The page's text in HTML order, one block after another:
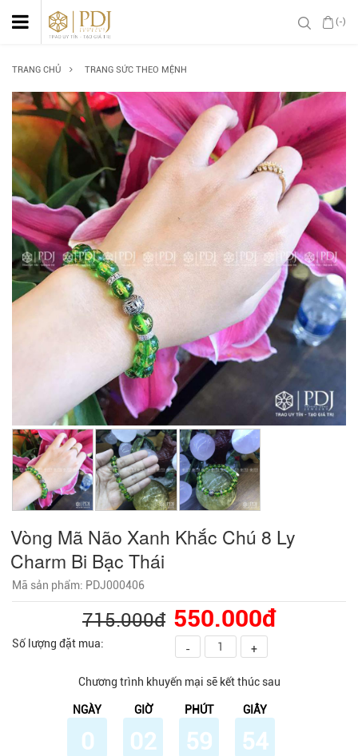
(-)
TRANG CHỦ TRANG SỨC THEO MỆNH
Vòng Mã Não Xanh Khắc Chú 8 Ly
Charm Bi Bạc Thái
Mã sản phẩm: PDJ000406
715.000đ 550.000đ
Số lượng đặt mua: - +
Chương trình khuyến mại sẽ kết thúc sau
NGÀY
0
GIỜ
02
PHÚT
59
GIÂY
53